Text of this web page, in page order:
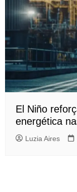
El Niño
energética
Luzia Aires